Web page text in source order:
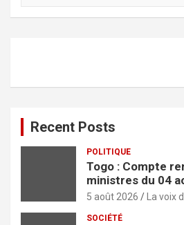
h
Recent Posts
POLITIQUE
Togo : Compte
ministres du 04
5 août 2026 La voix
SOCIÉTÉ